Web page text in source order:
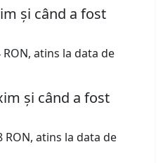
și când a fost
atins la data de
și când a fost
atins la data de